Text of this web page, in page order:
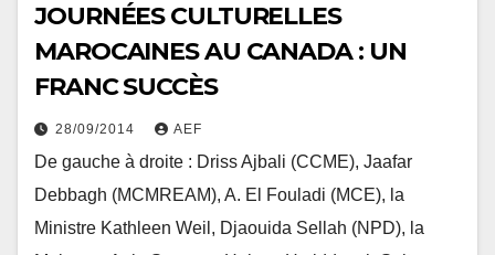
JOURNÉES CULTURELLES
MAROCAINES AU CANADA : UN
FRANC SUCCÈS
28/09/2014 AEF
De gauche à droite : Driss Ajbali (CCME), Jaafar
Debbagh (MCMREAM), A. El Fouladi (MCE), la
Ministre Kathleen Weil, Djaouida Sellah (NPD), la